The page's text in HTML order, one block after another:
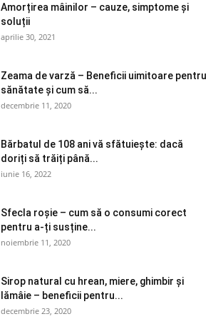
Amorțirea mâinilor – cauze, simptome și
soluții
aprilie 30, 2021
Zeama de varză – Beneficii uimitoare pentru
sănătate și cum să...
decembrie 11, 2020
Bărbatul de 108 ani vă sfătuiește: dacă
doriți să trăiți până...
iunie 16, 2022
Sfecla roșie – cum să o consumi corect
pentru a-ți susține...
noiembrie 11, 2020
Sirop natural cu hrean, miere, ghimbir și
lămâie – beneficii pentru...
decembrie 23, 2020